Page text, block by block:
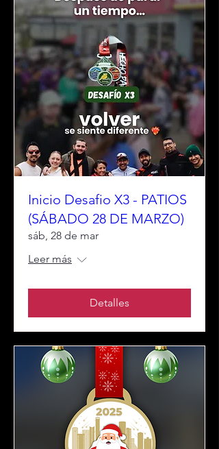
Inicio Desafio X3 - PATIOS
(SÁBADO 28 DE MARZO)
sáb, 28 de mar
Leer más
Detalles